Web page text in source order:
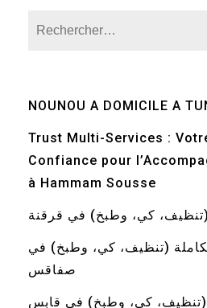
NOUNOU A DOMICILE A
Trust Multi-Services :
Confiance pour
à Hammam Sousse
كي، وطبخ) في قرقنة
(تنظيف، كي، وطبخ) في
صفاقس
(تنظيف، كي، وطبخ) في قابس